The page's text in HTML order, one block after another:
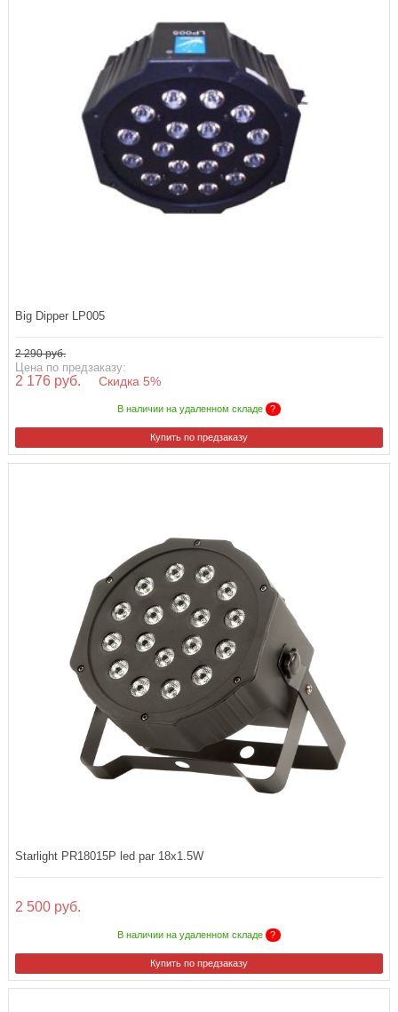
Big Dipper LP005
2 290 руб.
Цена по предзаказу:
2 176 руб. Скидка 5%
В наличии на удаленном складе ?
Купить по предзаказу
Starlight PR18015P led par 18x1.5W
2 500 руб.
В наличии на удаленном складе ?
Купить по предзаказу